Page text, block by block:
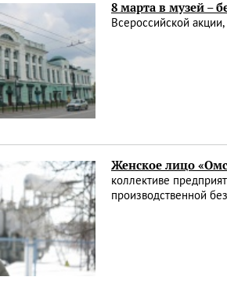
8 марта в музей –
Всероссийской
Женское лицо
коллективе
производственной